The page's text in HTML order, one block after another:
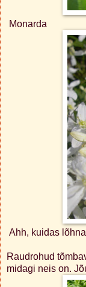
Monarda
Ahh, kuidas
Raudrohud
midagi neis on.